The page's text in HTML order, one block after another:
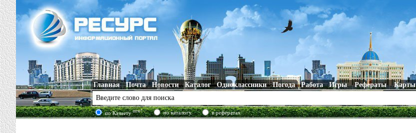
Главная Почта Новости Каталог Одноклассники Погода Работа Игры Рефераты Карты
по Казнетуnew! по каталогу в рефератах